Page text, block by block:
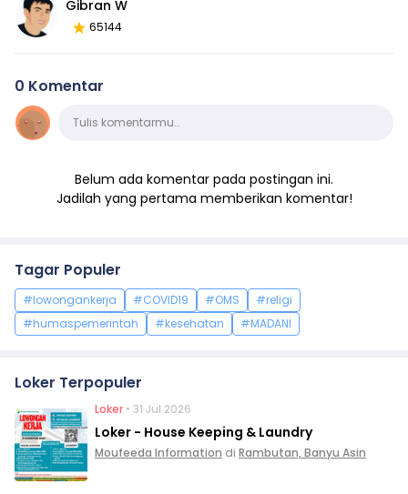
Gibran W
65144
0 Komentar
KomentarTulis komentarmu…
Belum ada komentar pada postingan ini.
Jadilah yang pertama memberikan komentar!
Tagar Populer
#lowongankerja #COVID19 #OMS
#religi
#humaspemerintah
#kesehatan #MADANI
Loker Terpopuler
Loker • 31 Jul 2026
Loker - House Keeping & Laundry
Moufeeda Information di Rambutan, Banyu Asin